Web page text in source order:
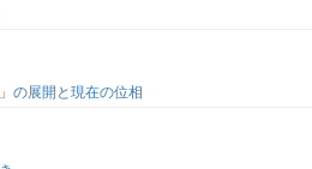
の展開と現在の位相